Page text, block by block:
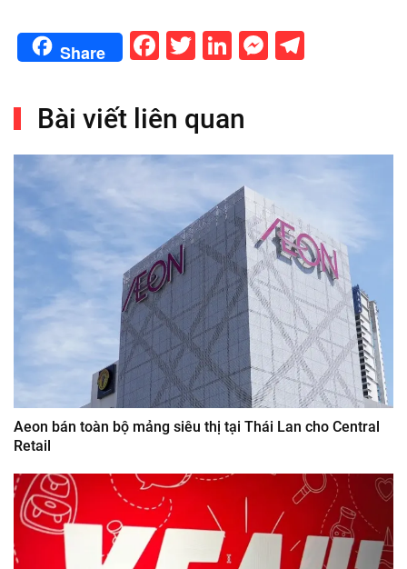
Share Facebook
Twitter
LinkedIn
Bài viết liên quan
Aeon bán toàn bộ mảng siêu thị tại Thái Lan cho Central
Retail